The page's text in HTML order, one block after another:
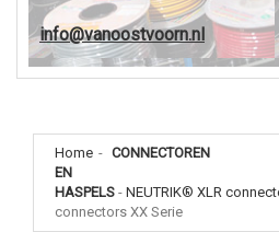
info@vanoostvoorn.nl
Home - CONNECTOREN
EN
HASPELS - NEUTRIK® XLR
connectors XX Serie